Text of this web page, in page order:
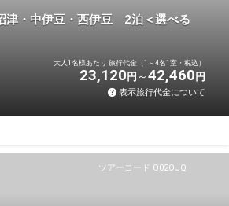
・中伊豆・西伊豆 2泊＜選べる
大人1名様あたり 旅行代金（1～4名1室・税込）
23,120 円 42,460 円
表示旅行代金について
ツアーコード Q02OJQ